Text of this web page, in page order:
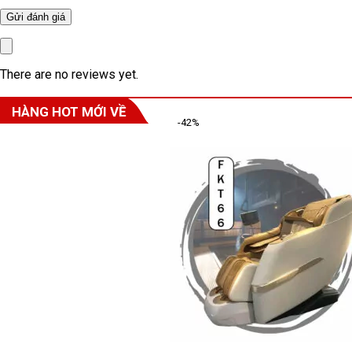
There are no reviews yet.
HÀNG HOT MỚI VỀ
-42%